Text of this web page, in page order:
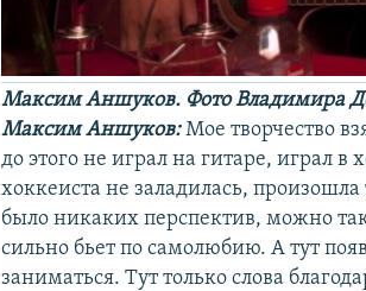
Максим Аншуков. Фото Владимира
Максим Аншуков:Мое творчество
до этого не играл на гитаре, играл
хоккеиста не заладилась,
было никаких перспектив, можно так
сильно бьет по самолюбию. А тут
заниматься. Тут только слова